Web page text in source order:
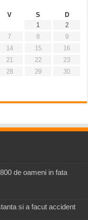
V S
D
1
2
7 8
9
14 15
16
21 22
23
28 29
30
de oameni in fata
si a facut accident